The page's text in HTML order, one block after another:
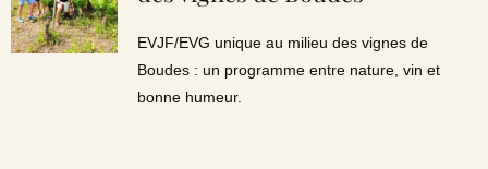
EVJF/EVG unique au milieu des vignes de
Boudes : un programme entre nature, vin et
bonne humeur.